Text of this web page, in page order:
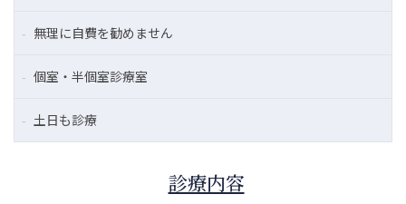
無理に自費を勧めません
個室・半個室診療室
土日も診療
診療内容